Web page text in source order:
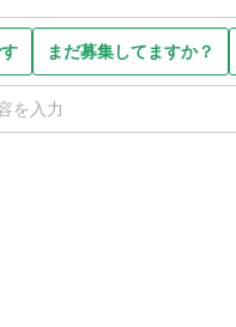
まだ募集してますか？